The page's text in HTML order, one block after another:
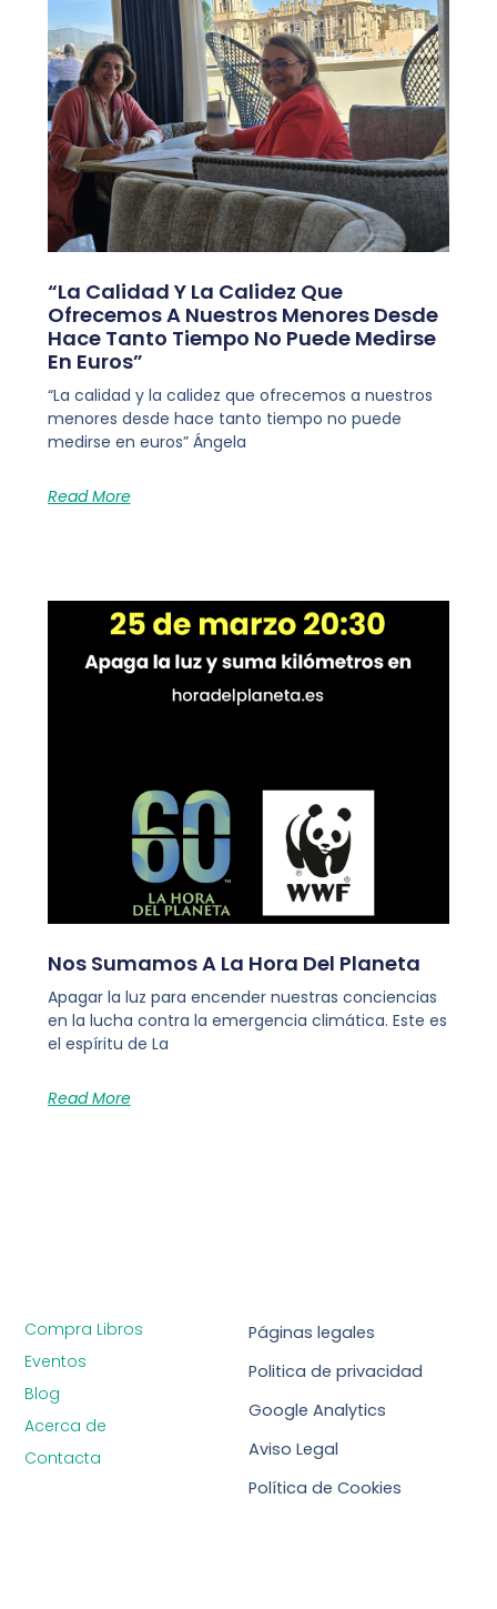
“La Calidad Y La Calidez Que
Ofrecemos A Nuestros Menores Desde
Hace Tanto Tiempo No Puede Medirse
En Euros”
“La calidad y la calidez que ofrecemos a nuestros
menores desde hace tanto tiempo no puede
medirse en euros” Ángela
Read More
Nos Sumamos A La Hora Del Planeta
Apagar la luz para encender nuestras conciencias
en la lucha contra la emergencia climática. Este es
el espíritu de La
Read More
Páginas legales
Politica de privacidad
Google Analytics
Aviso Legal
Política de Cookies
Compra Libros
Eventos
Blog
Acerca de
Contacta